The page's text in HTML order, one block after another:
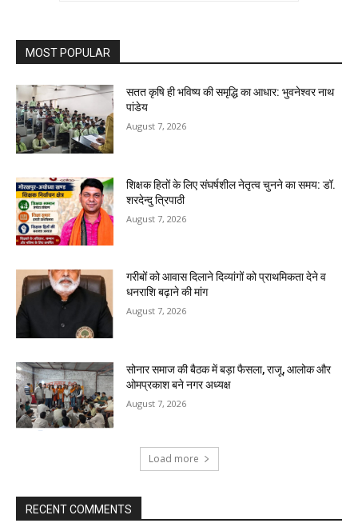
MOST POPULAR
सतत कृषि ही भविष्य की समृद्धि का आधार: भुवनेश्वर नाथ
पांडेय
August 7, 2026
शिक्षक हितों के लिए संघर्षशील नेतृत्व चुनने का समय: डॉ.
शरदेन्दु त्रिपाठी
August 7, 2026
गरीबों को आवास दिलाने दिव्यांगों को प्राथमिकता देने व
धनराशि बढ़ाने की मांग
August 7, 2026
सोनार समाज की बैठक में बड़ा फैसला, राजू, आलोक और
ओमप्रकाश बने नगर अध्यक्ष
August 7, 2026
Load more
RECENT COMMENTS